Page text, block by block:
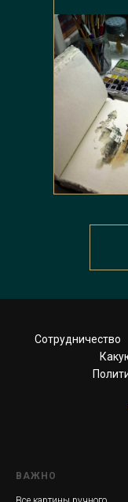
Сотрудничество
ВАЖНО